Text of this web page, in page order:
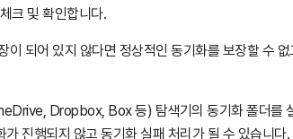
크 및 확인합니다.
이 되어 있지 않다면 정상적인 동기화를 보장할 수
Dropbox, Box 등) 탐색기의 동기화 폴더를
가 진행되지 않고 동기화 실패 처리가 될 수 있습니다.